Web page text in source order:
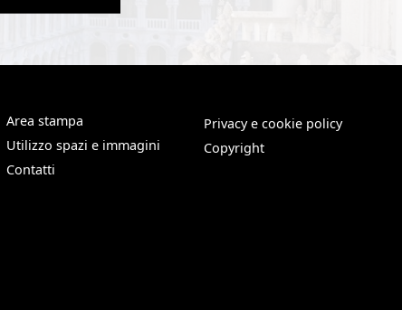
Area stampa
Utilizzo spazi e immagini
Contatti
Privacy e cookie policy
Copyright